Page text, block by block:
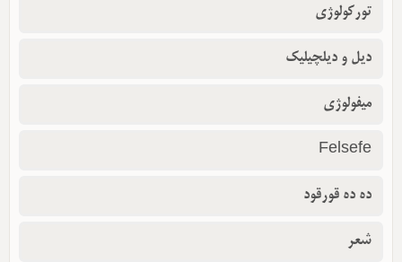
تورکولوژی
دیل و دیلچیلیک
میفولوژی
Felsefe
ده ده قورقود
شعر